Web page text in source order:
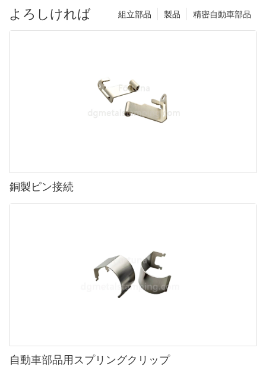
よろしければ 精密自動車部品
製品
組立部品
銅製ピン接続
自動車部品用スプリングクリップ